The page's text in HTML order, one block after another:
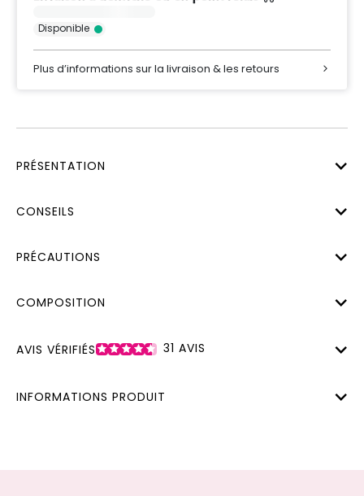
Disponible
Plus d’informations sur la livraison & les retours
PRÉSENTATION
CONSEILS
PRÉCAUTIONS
COMPOSITION
AVIS VÉRIFIÉS 31 AVIS
INFORMATIONS PRODUIT